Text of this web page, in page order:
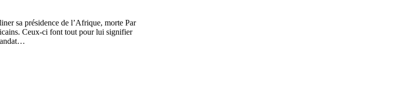
sa présidence de l’Afrique, morte Par
Ceux-ci font tout pour lui signifier